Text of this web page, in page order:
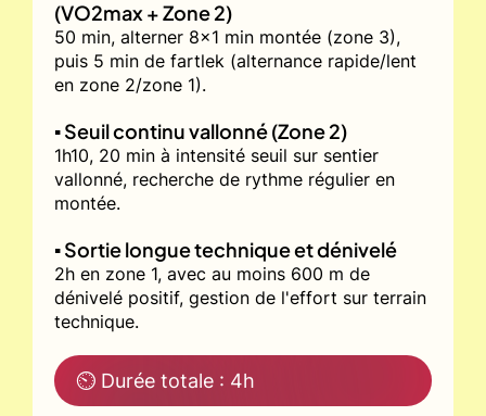
(VO2max + Zone 2)
50 min, alterner 8x1 min montée (zone 3),
puis 5 min de fartlek (alternance rapide/lent
en zone 2/zone 1).
▪️ Seuil continu vallonné (Zone 2)
1h10, 20 min à intensité seuil sur sentier
vallonné, recherche de rythme régulier en
montée.
▪️ Sortie longue technique et dénivelé
2h en zone 1, avec au moins 600 m de
dénivelé positif, gestion de l'effort sur terrain
technique.
⏲ Durée totale : 4h